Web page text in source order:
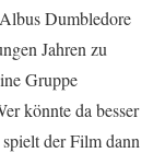
Dumbledore
Jahren zu
Gruppe
könnte da besser
der Film dann